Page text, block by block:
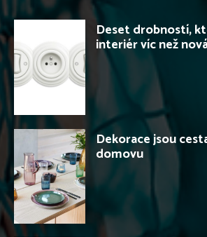
Deset drobností,
interiér víc než
Dekorace jsou
domovu